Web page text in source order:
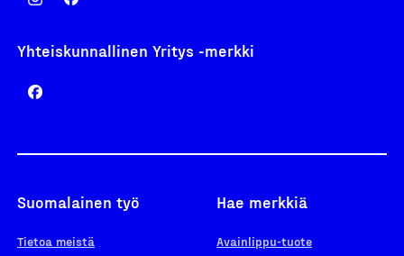
Yhteiskunnallinen Yritys -merkki
Suomalainen työ
Tietoa meistä
Hae merkkiä
Avainlippu-tuote